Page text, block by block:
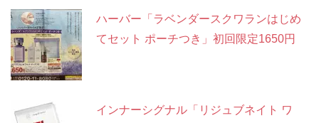
ハーバー「ラベンダースクワランはじめ
てセット ポーチつき」初回限定1650円
インナーシグナル「リジュブネイト ワ